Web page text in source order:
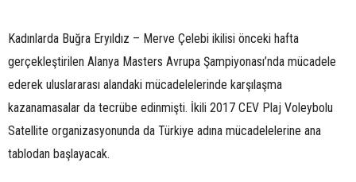
Kadınlarda Buğra Eryıldız – Merve Çelebi ikilisi önceki hafta
gerçekleştirilen Alanya Masters Avrupa Şampiyonası’nda mücadele
ederek uluslararası alandaki mücadelelerinde karşılaşma
kazanamasalar da tecrübe edinmişti. İkili 2017 CEV Plaj Voleybolu
Satellite organizasyonunda da Türkiye adına mücadelelerine ana
tablodan başlayacak.